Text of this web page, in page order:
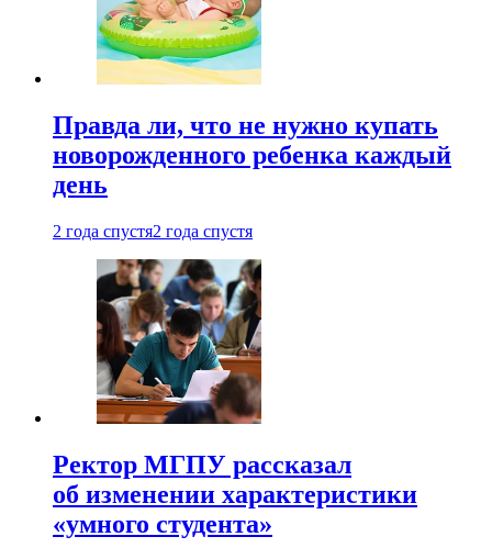
Правда ли, что не нужно купать
новорожденного ребенка каждый
день
2 года спустя2 года спустя
Ректор МГПУ рассказал
об изменении характеристики
«умного студента»